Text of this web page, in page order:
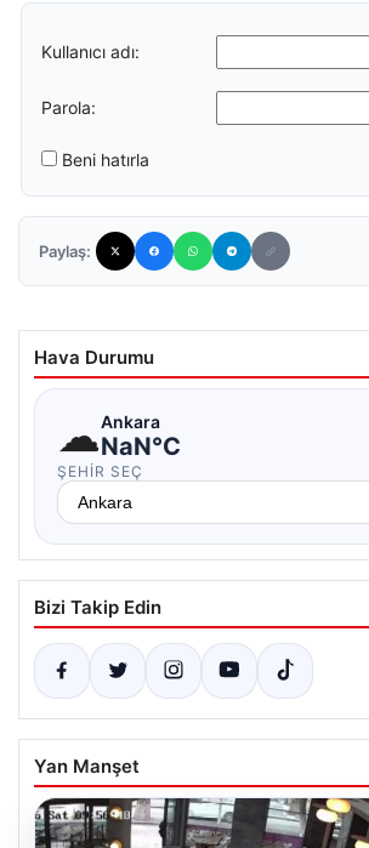
Kullanıcı adı:
Parola:
Beni hatırla
Paylaş:
Hava Durumu
☁Ankara
NaN°C
ŞEHIR SEÇ
Bizi Takip Edin
Yan Manşet